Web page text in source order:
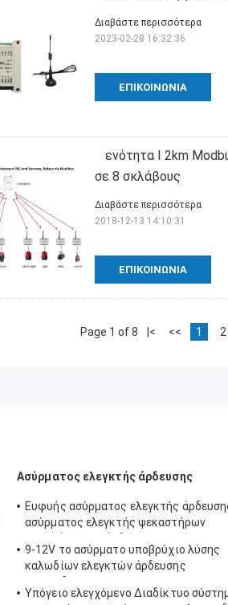
ΕΠΙΚΟΙΝΩΝΊΑ
Διαβάστε περισσότερα
2023-02-28 16:32:36
ενότητα Ι 2km
σε 8 σκλάβους
ΕΠΙΚΟΙΝΩΝΊΑ
Διαβάστε περισσότερα
2018-12-13 14:10:31
Page 1 of 8 |< << 1 2
Ασύρματος ελεγκτής άρδευσης
Ευφυής ασύρματος ελεγκτής
ασύρματος ελεγκτής ψεκαστήρων
9-12V το ασύρματο υποβρύχιο λύσης
καλωδίων ελεγκτών άρδευσης
σταθμός αποκωδικοποιούν τον
Υπόγειο ελεγχόμενο Διαδίκτυο